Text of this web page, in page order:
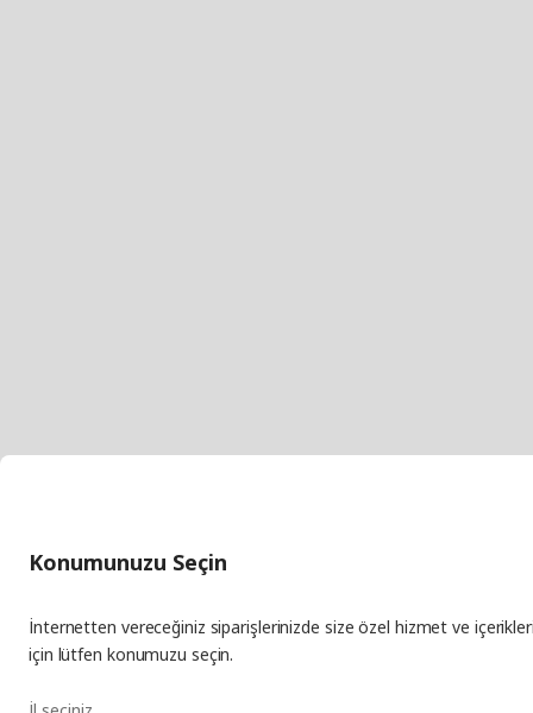
Konumunuzu Seçin
İnternetten vereceğiniz siparişlerinizde size özel hizmet ve
için lütfen konumuzu seçin.